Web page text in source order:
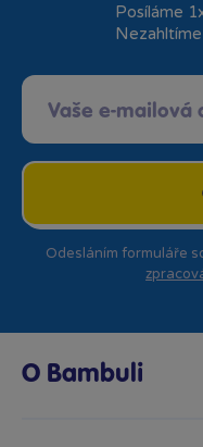
Posíláme
Odesláním formuláře
O Bambuli